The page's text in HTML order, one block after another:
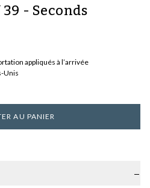
- Seconds
appliqués à l’arrivée
Unis
AU PANIER